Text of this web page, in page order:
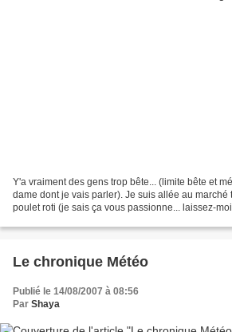
Y'a vraiment des gens trop bête... (limite bête et
dame dont je vais parler). Je suis allée au marché
poulet roti (je sais ça vous passionne... laissez-
Le chronique Météo
Publié le 14/08/2007 à 08:56
Par Shaya